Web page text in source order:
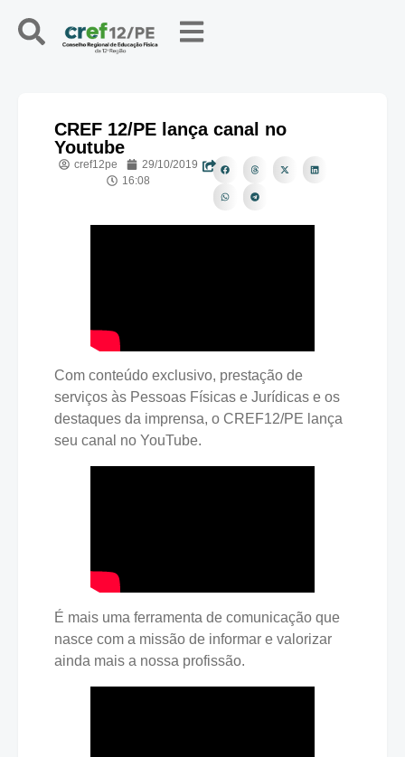
CREF 12/PE lança canal no
Youtube
cref12pe
29/10/2019
16:08
Com conteúdo exclusivo, prestação de
serviços às Pessoas Físicas e Jurídicas e os
destaques da imprensa, o CREF12/PE lança
seu canal no YouTube.
É mais uma ferramenta de comunicação que
nasce com a missão de informar e valorizar
ainda mais a nossa profissão.